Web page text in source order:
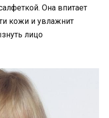
Она впитает
кожи и увлажнит
лицо